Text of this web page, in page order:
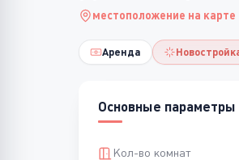
местоположение на карте
Аренда
Основные параметры
Кол-во комнат